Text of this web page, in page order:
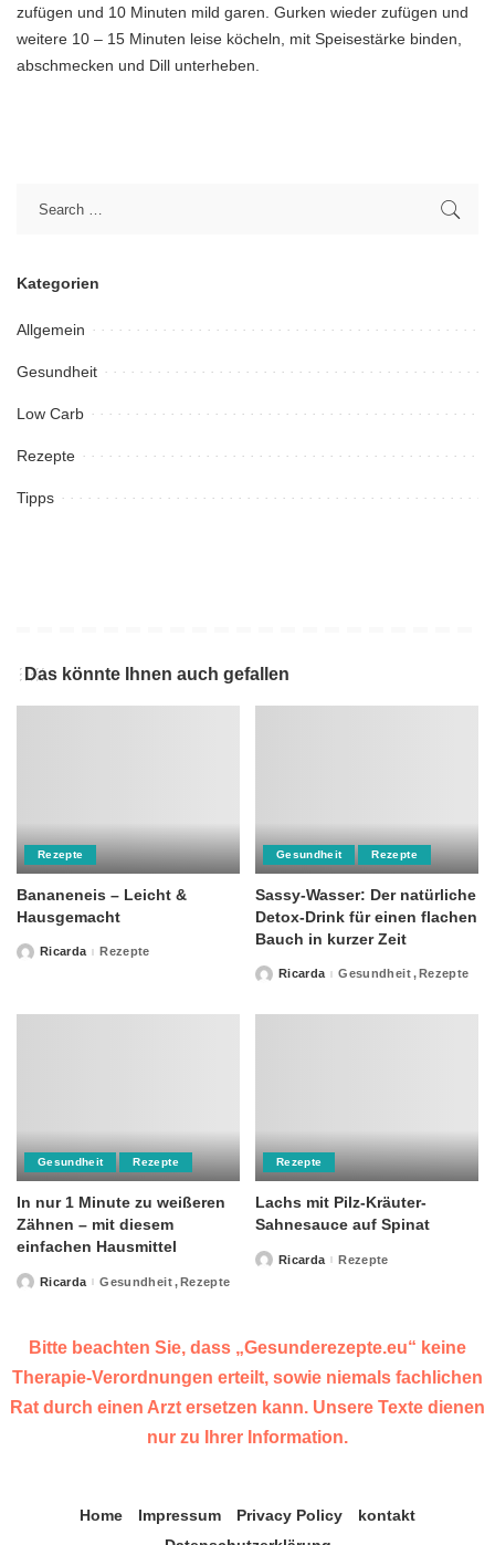
zufügen und 10 Minuten mild garen. Gurken wieder zufügen und
weitere 10 – 15 Minuten leise köcheln, mit Speisestärke binden,
abschmecken und Dill unterheben.
Kategorien
Allgemein
Gesundheit
Low Carb
Rezepte
Tipps
Das könnte Ihnen auch gefallen
Rezepte
Bananeneis – Leicht &
Hausgemacht
PostedRicarda Rezepte
Gesundheit Rezepte
Sassy-Wasser: Der natürliche
Detox-Drink für einen flachen
Bauch in kurzer Zeit
PostedRicarda Gesundheit Rezepte
Gesundheit Rezepte
In nur 1 Minute zu weißeren
Zähnen – mit diesem
einfachen Hausmittel
PostedRicarda Gesundheit Rezepte
Rezepte
Lachs mit Pilz-Kräuter-
Sahnesauce auf Spinat
PostedRicarda Rezepte
Bitte beachten Sie, dass „Gesunderezepte.eu“ keine
Therapie-Verordnungen erteilt, sowie niemals fachlichen
Rat durch einen Arzt ersetzen kann. Unsere Texte dienen
nur zu Ihrer Information.
Home Impressum Privacy Policy
kontakt